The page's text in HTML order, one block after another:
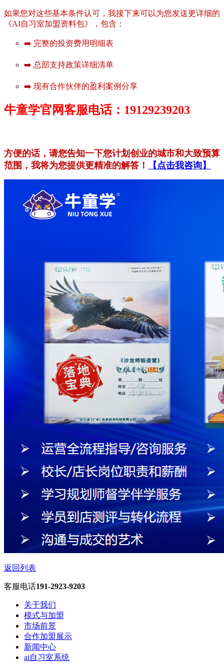
如果您对这些基本条件认可，我接下来可以为您发送更详细的
《AI自习室加盟资料包》，包含：
➡️ 完整的投资费用明细表
➡️ 总部支持政策详细清单
➡️ 现有合作伙伴的盈利案例分享
牛童学官网客服电话：19129239203
方便的话，请您告知一下您计划创业的城市和大致预算
范围，我将为您提供更精准的解答！
【点击我咨询】
返回列表
客服电话191-2923-9203
关于我们
模式与加盟
市场前景
合作加盟展示
新闻中心
ai自习室系统